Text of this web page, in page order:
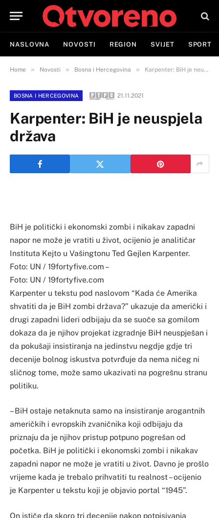
NASLOVNA NOVOSTI REGION SVIJET SPORT
Home » Novosti » Bosna i Hercegovina » Karpenter: BiH je neuspjela država
BOSNA I HERCEGOVINA 21.11.2021
Karpenter: BiH je neuspjela
država
BiH je politički i ekonomski zombi i nikakav zapadni
napor ne može je vratiti u život, ocijenio je analitičar
Instituta Kejto u Vašingtonu Ted Gejlen Karpenter.
Foto: UN / 19fortyfive.com –
Foto: UN / 19fortyfive.com
Karpenter u tekstu pod naslovom “Kada će Amerika
shvatiti da je BiH zombi država?” ukazuje da američki i
drugi zapadni lideri odbijaju da se suoče sa gomilom
dokaza da je njihov projekat izgradnje BiH neuspješan i
da pokušaji insistiranja na jedinstvu negdje gdje tri
decenije bolnog iskustva potvrđuje da nema ničeg ni
sličnog tome, može samo ukazivati na pogrešnu stranu
politiku.
– BiH ostaje netaknuta samo na insistiranje arogantnih
američkih i evropskih zvaničnika koji odbijaju da
priznaju da je njihov pristup potpuno pogrešan od
početka. BiH je politički i ekonomski zombi i nikakav
zapadni napor ne može je vratiti u život. Davno je prošlo
vrijeme kada je trebalo prihvatiti tu realnost – ocijenio
je Karpenter u tekstu koji je objavio portal “1945”.
On ističe da skoro tri decenije nakon potpisivanja